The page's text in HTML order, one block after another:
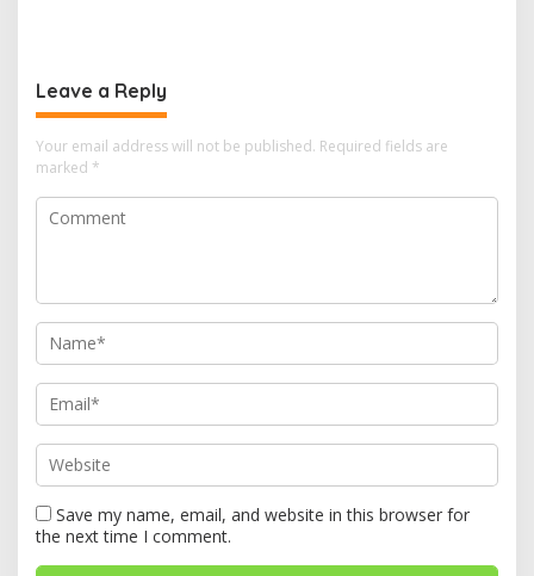
Leave a Reply
Your email address will not be published. Required fields are
marked *
Save my name, email, and website in this browser for
the next time I comment.